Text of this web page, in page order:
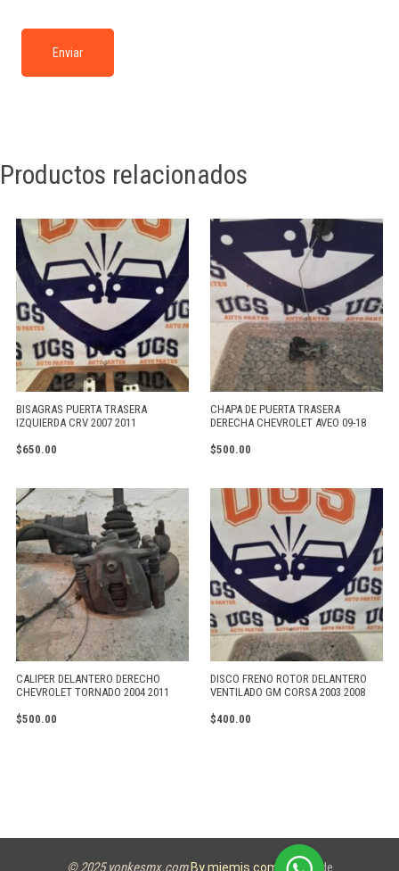
Productos relacionados
BISAGRAS PUERTA TRASERA
IZQUIERDA CRV 2007 2011
$650.00
CHAPA DE PUERTA TRASERA
DERECHA CHEVROLET AVEO 09-18
$500.00
CALIPER DELANTERO DERECHO
CHEVROLET TORNADO 2004 2011
$500.00
DISCO FRENO ROTOR DELANTERO
VENTILADO GM CORSA 2003 2008
$400.00
© 2025 yonkesmx.com By miemis.com Aviso de